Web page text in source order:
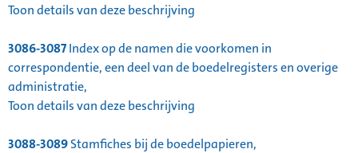
Toon details van deze beschrijving
3086-3087Index op de namen die voorkomen in
correspondentie, een deel van de boedelregisters en overige
administratie,
Toon details van deze beschrijving
3088-3089Stamfiches bij de boedelpapieren,